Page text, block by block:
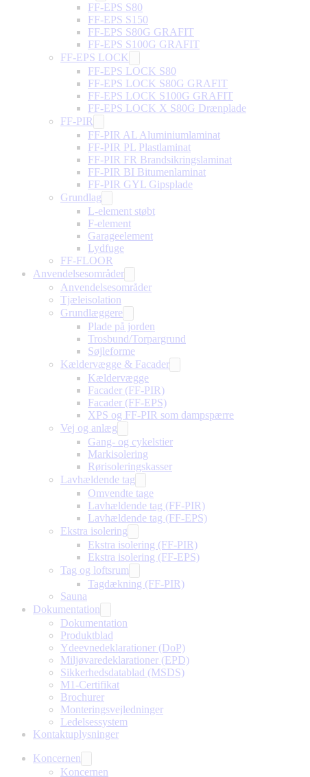
FF-EPS S80
FF-EPS S150
FF-EPS S80G GRAFIT
FF-EPS S100G GRAFIT
FF-EPS LOCK
FF-EPS LOCK S80
FF-EPS LOCK S80G GRAFIT
FF-EPS LOCK S100G GRAFIT
FF-EPS LOCK X S80G Drænplade
FF-PIR
FF-PIR AL Aluminiumlaminat
FF-PIR PL Plastlaminat
FF-PIR FR Brandsikringslaminat
FF-PIR BI Bitumenlaminat
FF-PIR GYL Gipsplade
Grundlag
L-element støbt
F-element
Garageelement
Lydfuge
FF-FLOOR
Anvendelsesområder
Anvendelsesområder
Tjæleisolation
Grundlæggere
Plade på jorden
Trosbund/Torpargrund
Søjleforme
Kældervægge & Facader
Kældervægge
Facader (FF-PIR)
Facader (FF-EPS)
XPS og FF-PIR som dampspærre
Vej og anlæg
Gang- og cykelstier
Markisolering
Rørisoleringskasser
Lavhældende tag
Omvendte tage
Lavhældende tag (FF-PIR)
Lavhældende tag (FF-EPS)
Ekstra isolering
Ekstra isolering (FF-PIR)
Ekstra isolering (FF-EPS)
Tag og loftsrum
Tagdækning (FF-PIR)
Sauna
Dokumentation
Dokumentation
Produktblad
Ydeevnedeklarationer (DoP)
Miljøvaredeklarationer (EPD)
Sikkerhedsdatablad (MSDS)
M1-Certifikat
Brochurer
Monteringsvejledninger
Ledelsessystem
Kontaktuplysninger
Koncernen
Koncernen